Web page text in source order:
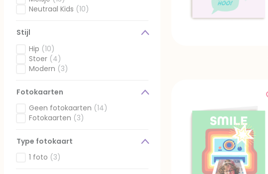
Gefilterd op Ontvanger: Meisje
Neutraal Kids (10)
Stijl
Hip (10)
Gefilterd op Stijl: Hip
Stoer (4)
Gefilterd op Stijl: Stoer
Modern (3)
Fotokaarten
Geen fotokaarten (14)
Gefilterd op Fotokaarten: Geen fotokaarten
Fotokaarten (3)
Type fotokaart
1 foto (3)